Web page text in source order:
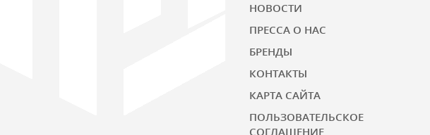
НОВОСТИ
ПРЕССА О НАС
БРЕНДЫ
КОНТАКТЫ
КАРТА САЙТА
ПОЛЬЗОВАТЕЛЬСКОЕ
СОГЛАШЕНИЕ